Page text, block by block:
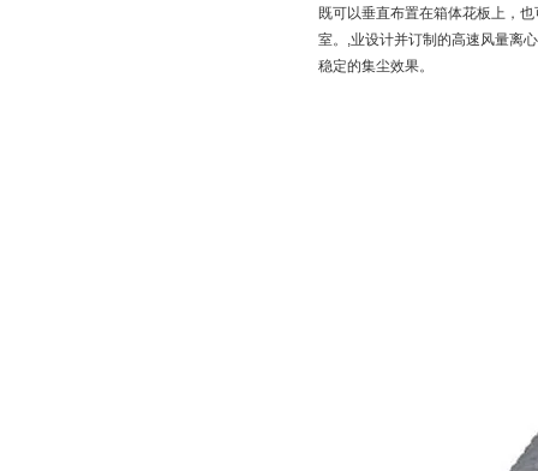
既可以垂直布置在箱体花板上，
室。,业设计并订制的高速风量离
稳定的集尘效果。